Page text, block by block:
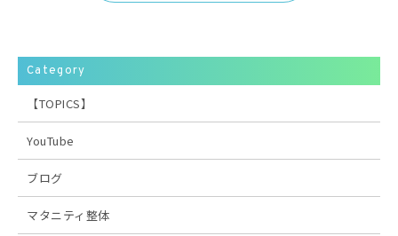
Category
【TOPICS】
YouTube
ブログ
マタニティ整体